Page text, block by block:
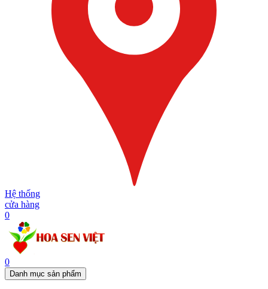
Hệ thống
cửa hàng
0
0
Danh mục sản phẩm